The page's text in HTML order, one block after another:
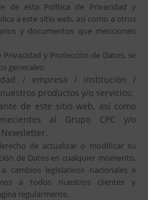
de esta Política de Privacidad y
a este sitio web, así como a otros
y documentos que mencionen
y Protección de Datos, se
generales:
/ empresa / institución /
productos y/o servicios;
de este sitio web, así como
al Grupo CPC y/o
de actualizar o modificar su
de Datos en cualquier momento,
cambios legislativos nacionales e
a todos nuestros clientes y
regularmente.